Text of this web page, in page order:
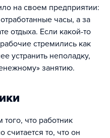
на своем предприятии:
часы, а за
отдыха. Если какой-то
стремились как
устранить неполадку,
занятию.
что работник
считается то, что он